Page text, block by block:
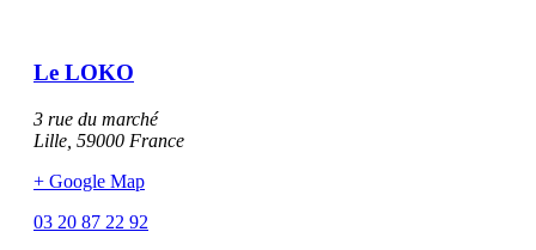
Le LOKO
3 rue du marché
Lille 59000 France
+ Google Map
03 20 87 22 92